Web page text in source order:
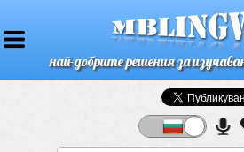
най-добрите решения за